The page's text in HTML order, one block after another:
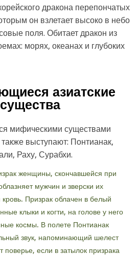
дракона перепончатых
он взлетает высоко в небо
поля. Обитает дракон из
морях, океанах и глубоких
азиатские
мифическими существами
выступают: Понтианак,
Раху, Сурабхи.
женщины, скончавшейся при
мужчин и зверски их
Призрак облачен в белый
клыки и когти, на голове у него
космы. В полете Понтианак
звук, напоминающий шелест
поверье, если в затылок призрака